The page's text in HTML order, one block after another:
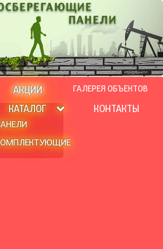
АКЦИИ ГАЛЕРЕЯ ОБЪЕКТОВ
КАТАЛОГ КОНТАКТЫ